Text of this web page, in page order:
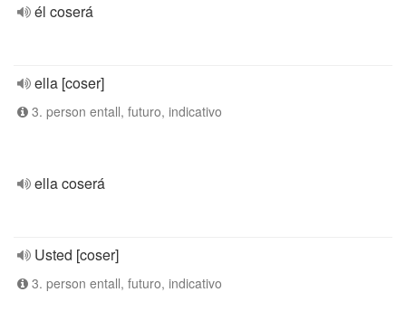
él coserá
ella [coser]
3. person entall, futuro, indicativo
ella coserá
Usted [coser]
3. person entall, futuro, indicativo